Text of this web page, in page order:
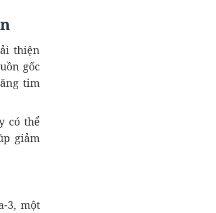
thiện
gốc
tim
có thể
giảm
3, một